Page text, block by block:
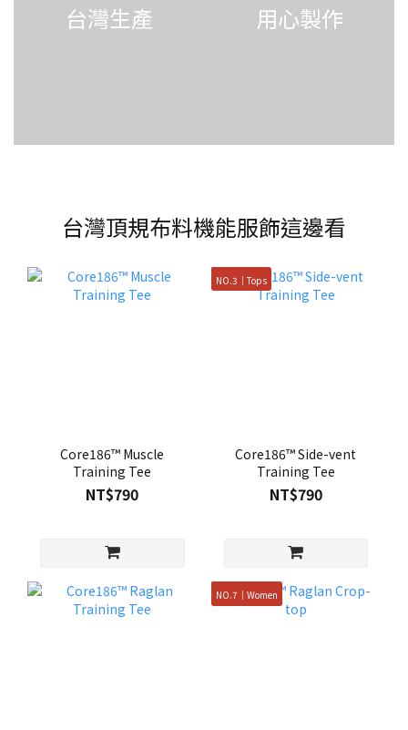
台灣生產 用心製作
台灣頂規布料機能服飾這邊看
Core186™ Muscle
Training Tee
NT$790
NO.3｜Tops
Core186™ Side-vent
Training Tee
NT$790
NO.7｜Women